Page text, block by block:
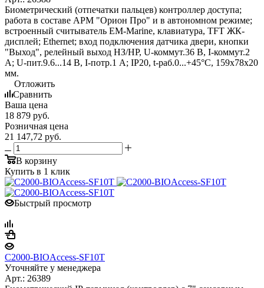
Биометрический (отпечатки пальцев) контроллер доступа;
работа в составе АРМ "Орион Про" и в автономном режиме;
встроенный считыватель EM-Marine, клавиатура, TFT ЖК-
дисплей; Ethernet; вход подключения датчика двери, кнопки
"Выход", релейный выход НЗ/НР, U-коммут.36 В, I-коммут.2
А; U-пит.9.6...14 В, I-потр.1 А; IP20, t-раб.0...+45°С, 159х78х20
мм.
Отложить
Сравнить
Ваша цена
18 879 руб.
Розничная цена
21 147,72 руб.
В корзину
Купить в 1 клик
Быстрый просмотр
С2000-BIOAccess-SF10T
Уточняйте у менеджера
Арт.: 26389